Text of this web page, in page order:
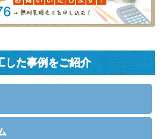
した事例をご紹介